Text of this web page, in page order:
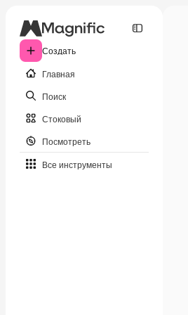
Создать
Главная
Поиск
Стоковый
Посмотреть
Все инструменты